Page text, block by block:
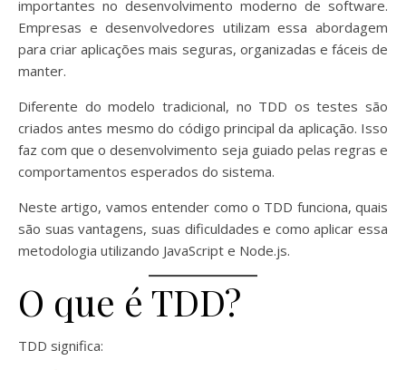
importantes no desenvolvimento moderno de software.
Empresas e desenvolvedores utilizam essa abordagem
para criar aplicações mais seguras, organizadas e fáceis de
manter.
Diferente do modelo tradicional, no TDD os testes são
criados antes mesmo do código principal da aplicação. Isso
faz com que o desenvolvimento seja guiado pelas regras e
comportamentos esperados do sistema.
Neste artigo, vamos entender como o TDD funciona, quais
são suas vantagens, suas dificuldades e como aplicar essa
metodologia utilizando JavaScript e Node.js.
O que é TDD?
TDD significa: